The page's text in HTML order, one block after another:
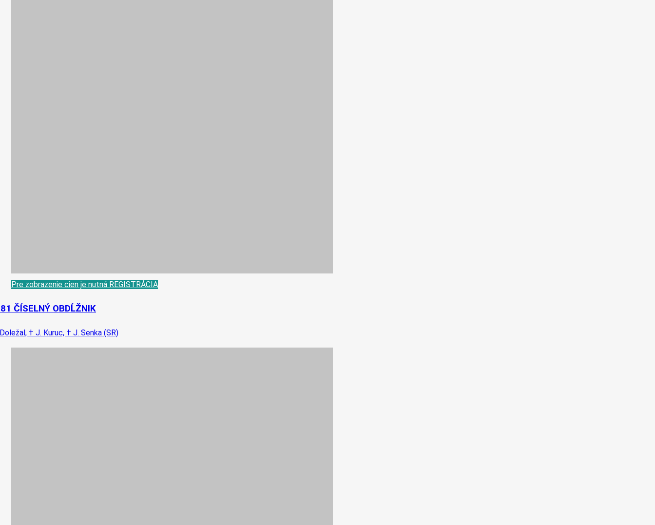
Pre zobrazenie cien je nutná REGISTRÁCIA
ČÍSELNÝ OBDĹŽNIK
† J. Kuruc, † J. Senka (SR)